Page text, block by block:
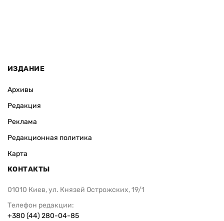
ИЗДАНИЕ
Архивы
Редакция
Реклама
Редакционная политика
Карта
КОНТАКТЫ
01010 Киев, ул. Князей Острожских, 19/1
Телефон редакции:
+380 (44) 280-04-85